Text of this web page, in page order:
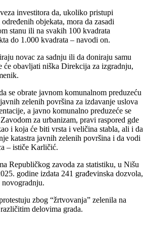
investitora da, ukoliko pristupi
objekata, mora da zasadi
stanu ili na svakih 100 kvadrata
do 1.000 kvadrata – navodi on.
novac za sadnju ili da doniraju samu
će obavljati niška Direkcija za izgradnju,
se obrate javnom komunalnom preduzeću
zelenih površina za izdavanje uslova
a javno komunalno preduzeće se
za urbanizam, pravi raspored gde
i koja će biti vrsta i veličina stabla, ali i da
katastra javnih zelenih površina i da vodi
– ističe Karličić.
Republičkog zavoda za statistiku, u Nišu
godine izdata 241 građevinska dozvola,
novogradnju.
zbog “žrtvovanja” zelenila na
delovima grada.